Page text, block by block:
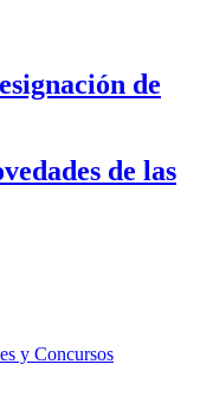
de
de las
y Concursos